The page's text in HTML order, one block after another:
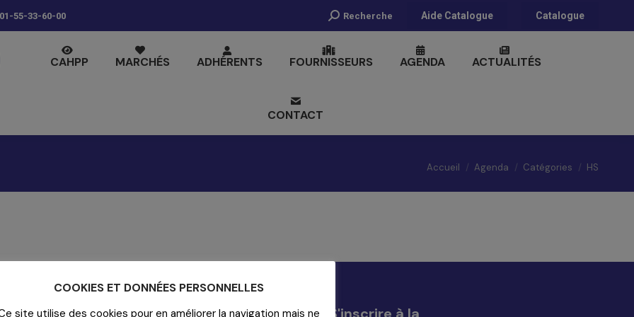
01-55-33-60-00
Recherche
Recherche Aide Catalogue Catalogue
CAHPP MARCHÉS ADHÉRENTS FOURNISSEURS AGENDA ACTUALITÉS
CONTACT
Vous êtes ici :
Accueil Agenda Catégories HS
20-22 rue Richer - 75009 Paris
COOKIES ET DONNÉES PERSONNELLES
site utilise des cookies pour en améliorer la navigation mais ne